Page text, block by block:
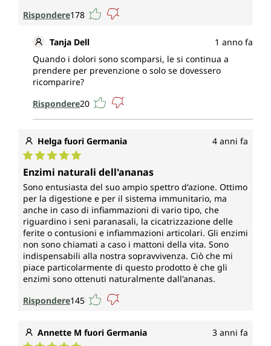
Rispondere178
Tanja Dell
1 anno fa
Quando i dolori sono scomparsi, le si continua a
prendere per prevenzione o solo se dovessero
ricomparire?
Rispondere20
Helga fuori Germania 4 anni fa
Valutazione media di 5 su 5 stelle
Enzimi naturali dell'ananas
Sono entusiasta del suo ampio spettro d'azione. Ottimo
per la digestione e per il sistema immunitario, ma
anche in caso di infiammazioni di vario tipo, che
riguardino i seni paranasali, la cicatrizzazione delle
ferite o contusioni e infiammazioni articolari. Gli enzimi
non sono chiamati a caso i mattoni della vita. Sono
indispensabili alla nostra sopravvivenza. Ciò che mi
piace particolarmente di questo prodotto è che gli
enzimi sono ottenuti naturalmente dall'ananas.
Rispondere145
Annette M fuori Germania 3 anni fa